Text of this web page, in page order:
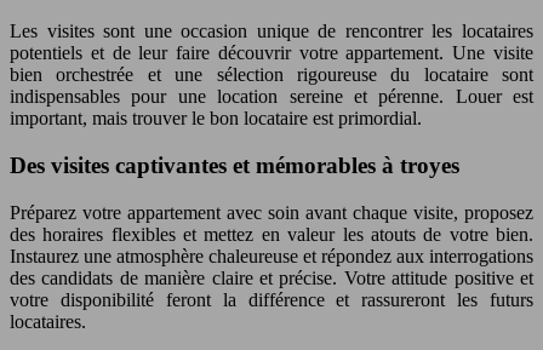
Les visites sont une occasion unique de rencontrer les locataires
potentiels et de leur faire découvrir votre appartement. Une visite
bien orchestrée et une sélection rigoureuse du locataire sont
indispensables pour une location sereine et pérenne. Louer est
important, mais trouver le bon locataire est primordial.
Des visites captivantes et mémorables à troyes
Préparez votre appartement avec soin avant chaque visite, proposez
des horaires flexibles et mettez en valeur les atouts de votre bien.
Instaurez une atmosphère chaleureuse et répondez aux interrogations
des candidats de manière claire et précise. Votre attitude positive et
votre disponibilité feront la différence et rassureront les futurs
locataires.